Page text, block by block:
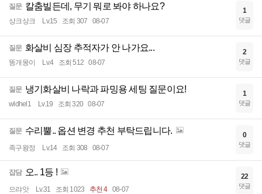
질문 칼춤빌든데, 무기 뭐로 봐야 하나요?
상크상크 Lv.15 조회 307 08-07
1
댓글
질문 화살비 심장 추적자가 안 나가요...
똥개몽이 Lv.4 조회 512 08-07
2
댓글
질문 냉기화살비 나락과 파밍용 세팅 질문이요!
wldhel1 Lv.19 조회 320 08-07
1
댓글
질문 수리뿔.. 옵션 변경 추천 부탁드립니다.
족구왕정 Lv.14 조회 308 08-07
0
댓글
잡담 오.. 1등 !
으랴앗 Lv.31 조회 1023 추천 4 08-07
22
댓글